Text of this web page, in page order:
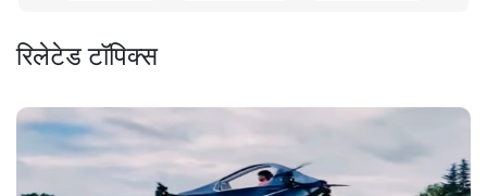
रिलेटेड टॉपिक्स